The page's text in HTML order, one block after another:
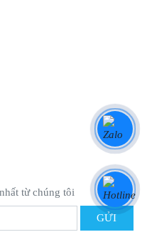
từ chúng tôi